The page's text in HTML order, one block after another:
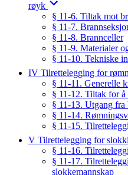
røyk
§ 11-6. Tiltak mot
§ 11-7.
§ 11-8. Brannceller
§ 11-9. Materialer
§ 11-10. Tekniske
IV Tilrettelegging for
§ 11-11. Generelle
§ 11-12. Tiltak for
§ 11-13. Utgang fra
§ 11-14.
§ 11-15.
V Tilrettelegging for
§ 11-16.
§ 11-17.
slokkemannskap